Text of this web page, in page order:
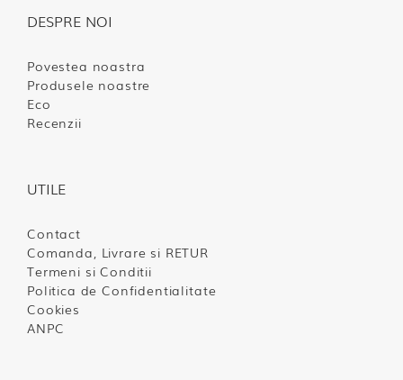
DESPRE NOI
Povestea noastra
Produsele noastre
Eco
Recenzii
UTILE
Contact
Comanda, Livrare si RETUR
Termeni si Conditii
Politica de Confidentialitate
Cookies
ANPC